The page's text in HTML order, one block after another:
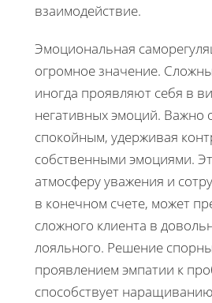
взаимодействие.
Эмоциональная
огромное значение.
иногда проявляют себя в
негативных эмоций. Важно
спокойным, удерживая
собственными эмоциями.
атмосферу уважения и
в конечном счете, может
сложного клиента в
лояльного. Решение
проявлением эмпатии к
способствует